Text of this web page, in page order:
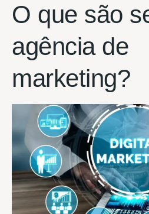
O que são
agência de
marketing?